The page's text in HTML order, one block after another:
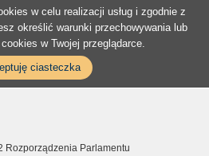
w celu realizacji usług i zgodnie z
określić warunki przechowywania lub
w Twojej przeglądarce.
ciasteczka
Rozporządzenia Parlamentu